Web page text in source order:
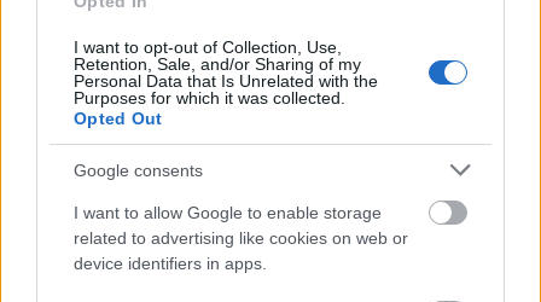
I want to opt-out of Collection, Use,
Retention, Sale, and/or Sharing of my
Personal Data that Is Unrelated with the
Purposes for which it was collected.
Opted Out
Google consents
I want to allow Google to enable storage
related to advertising like cookies on web or
device identifiers in apps.
πολλά από τα σχέδιά της για ηλεκτρικά μοντέλα,
συμπεριλαμβανομένων εκείνων που ήταν σε
εξέλιξη σε κοινοπραξία με τη Sony Corp.
«Η ζήτηση για ηλεκτρικά οχήματα έχει μειωθεί
περιβαλλοντικών κανονισμών στις ΗΠΑ και
άλλων παραγόντων», ανέφερε η Honda σε